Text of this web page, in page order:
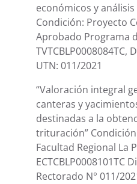
económicos y
Condición: Proyecto
Aprobado Programa
TVTCBLP0008084TC,
UTN: 011/2021
“Valoración integral
canteras y
destinadas a la
trituración”
Facultad Regional La
ECTCBLP0008101TC
Rectorado N° 011/